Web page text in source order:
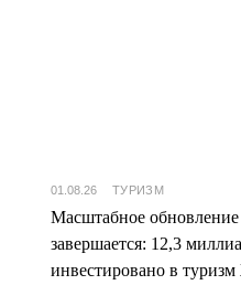
01.08.26 ТУРИЗМ
Масштабное
завершается: 12,3
инвестировано в туризм